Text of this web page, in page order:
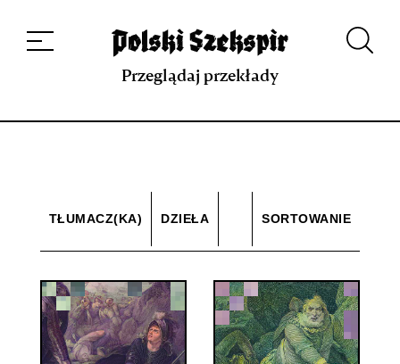
projekcie
Kontakt Indeks strony Aplikacja
Repozytorium XIX w.
Przeglądaj przekłady
TŁUMACZ(KA) DZIEŁA SORTOWANIE